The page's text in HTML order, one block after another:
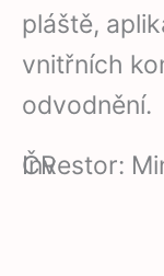
pláště,
vnitřních
odvodnění.
Investor: Ministerstvo obrany ČR